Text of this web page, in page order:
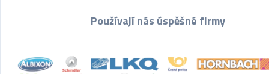
Používají nás úspěšné firmy